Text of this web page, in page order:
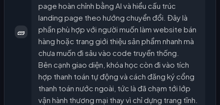
🧱
page hoàn chỉnh bằng AI và hiểu cấu trúc
landing page theo hướng chuyển đổi. Đây là
phần phù hợp với người muốn làm website bán
hàng hoặc trang giới thiệu sản phẩm nhanh mà
chưa muốn đi sâu vào code truyền thống.
Bên cạnh giao diện, khóa học còn đi vào tích
hợp thanh toán tự động và cách đăng ký cổng
thanh toán nước ngoài, tức là đã chạm tới lớp
vận hành thương mại thay vì chỉ dựng trang tĩnh.